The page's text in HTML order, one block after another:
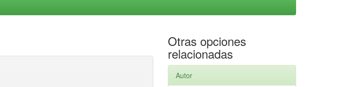
Otras opciones
relacionadas
Autor